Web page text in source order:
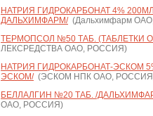
НАТРИЯ ГИДРОКАРБОНАТ 4%
ДАЛЬХИМФАРМ/(Дальхимфарм
ТЕРМОПСОЛ №50 ТАБ. (ТАБЛЕТКИ
ЛЕКСРЕДСТВА ОАО, РОССИЯ)
НАТРИЯ ГИДРОКАРБОНАТ-ЭСКОМ
ЭСКОМ/(ЭСКОМ НПК ОАО,
БЕЛЛАЛГИН №20 ТАБ. /
ОАО, РОССИЯ)